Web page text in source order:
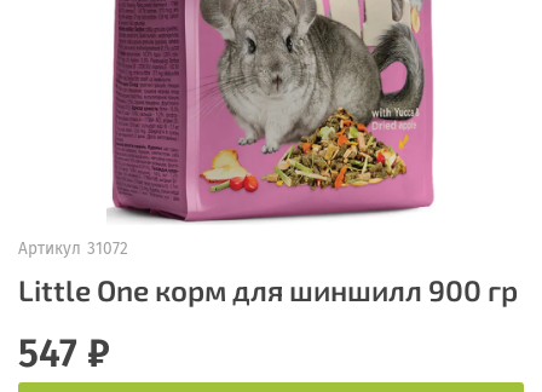
Артикул 31072
Little One корм для шиншилл 900 гр
547 ₽